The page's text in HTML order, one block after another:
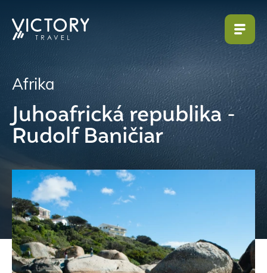
Afrika
Juhoafrická republika -
Rudolf Baničiar